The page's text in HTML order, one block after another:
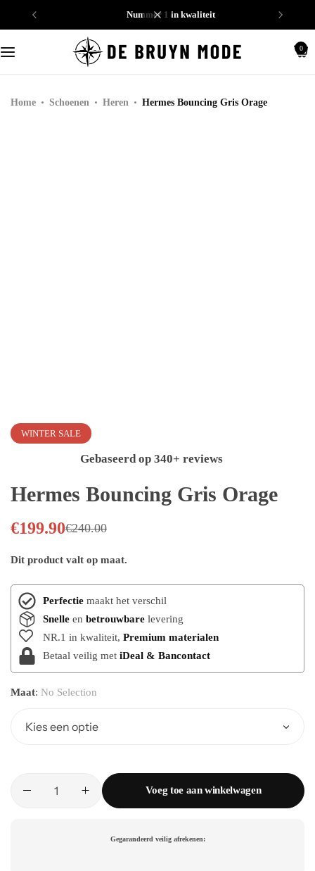
nummer 1 in kwaliteit
0
Home Schoenen Heren Hermes Bouncing Gris Orage
WINTER SALE
Gebaseerd op 340+ reviews
Hermes Bouncing Gris Orage
€240.00
€199.90
Dit product valt op maat.
Perfectie maakt het verschil
Snelle en betrouwbare levering
NR.1 in kwaliteit, Premium materialen
Betaal veilig met iDeal & Bancontact
Maat: No Selection
Voeg toe aan winkelwagen
Gegarandeerd veilig afrekenen:
Schoenen